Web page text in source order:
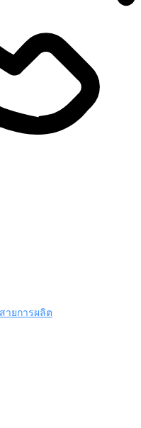
ายการผลิต